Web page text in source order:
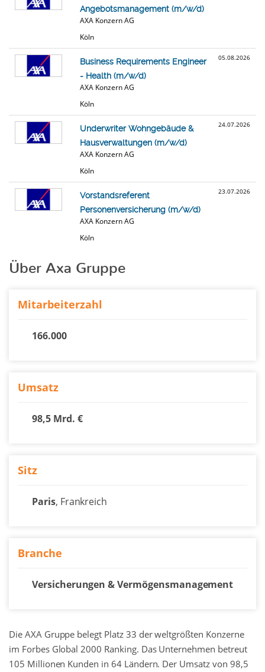
Angebotsmanagement (m/w/d)
AXA Konzern AG
Köln
05.08.2026
Business Requirements Engineer
- Health (m/w/d)
AXA Konzern AG
Köln
24.07.2026
Underwriter Wohngebäude &
Hausverwaltungen (m/w/d)
AXA Konzern AG
Köln
23.07.2026
Vorstandsreferent
Personenversicherung (m/w/d)
AXA Konzern AG
Köln
Über Axa Gruppe
Mitarbeiterzahl
166.000
Umsatz
98,5 Mrd. €
Sitz
Paris, Frankreich
Branche
Versicherungen & Vermögensmanagement
Die AXA Gruppe belegt Platz 33 der weltgrößten Konzerne
im Forbes Global 2000 Ranking. Das Unternehmen betreut
105 Millionen Kunden in 64 Ländern. Der Umsatz von 98,5